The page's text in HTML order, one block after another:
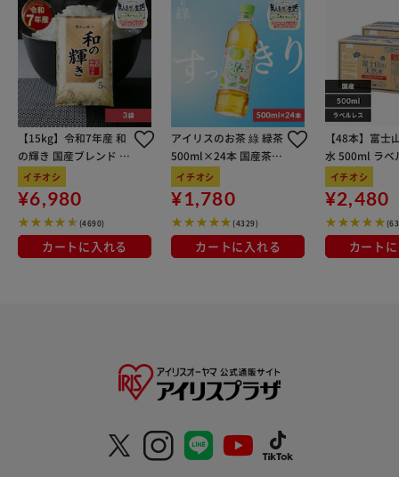
【15kg】令和7年産 和
の輝き 国産ブレンド 5
kg×3袋
イチオシ
¥6,980
(4690)
カートに入れる
アイリスのお茶 綠 緑茶
500ml×24本 国産茶葉
100％使用
イチオシ
¥1,780
(4329)
カートに入れる
【48本】富士
水 500ml ラベ
イチオシ
¥2,480
カート